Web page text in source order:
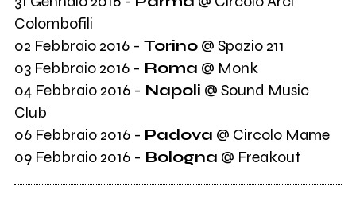
Colombofili
02 Febbraio 2016 - Torino@ Spazio 211
03 Febbraio 2016 - Roma @ Monk
04 Febbraio 2016 - Napoli @ Sound Music
Club
06 Febbraio 2016 - Padova @ Circolo Mame
09 Febbraio 2016 - Bologna @ Freakout